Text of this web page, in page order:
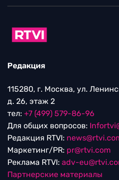
Редакция
115280, г. Москва, ул.
д. 26, этаж 2
тел: +7 (499) 579-86-96
Для общих вопросов:
Редакция RTVI:
Маркетинг/PR: pr@rtvi.com
Реклама RTVI: adv-
Партнерские материалы